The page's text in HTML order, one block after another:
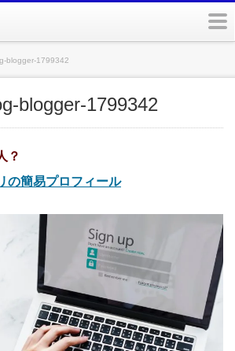
blogger-1799342
blogger-1799342
？
の簡易プロフィール